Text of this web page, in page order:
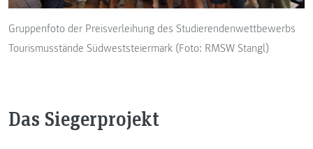
Gruppenfoto der Preisverleihung des Studierendenwettbewerbs
Tourismusstände Südweststeiermark (Foto: RMSW Stangl)
Das Siegerprojekt